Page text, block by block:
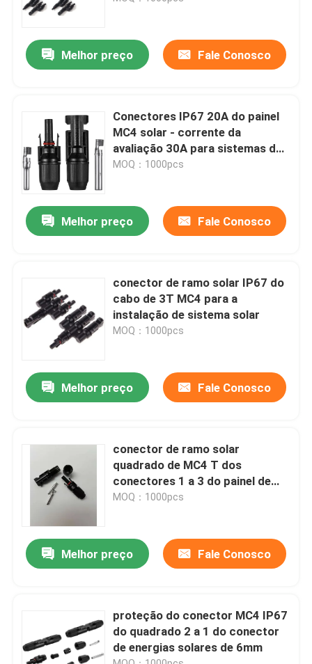
Produtos
Vídeos
Quem Somos
Controle de Qualidade
Fale Conosco
Pedir um orçamento
Cinta plástica do fecho de correr
cinta plástica de nylon
Melhor preço Fale Conosco
Conectores IP67 20A do painel
MC4 solar - corrente da
avaliação 30A para sistemas de
energia solar
MOQ：1000pcs
Melhor preço Fale Conosco
conector de ramo solar IP67 do
cabo de 3T MC4 para a
instalação de sistema solar
MOQ：1000pcs
Melhor preço Fale Conosco
conector de ramo solar
quadrado de MC4 T dos
conectores 1 a 3 do painel de
2.5mm - de 6mm
MOQ：1000pcs
Melhor preço Fale Conosco
proteção do conector MC4 IP67
do quadrado 2 a 1 do conector
de energias solares de 6mm